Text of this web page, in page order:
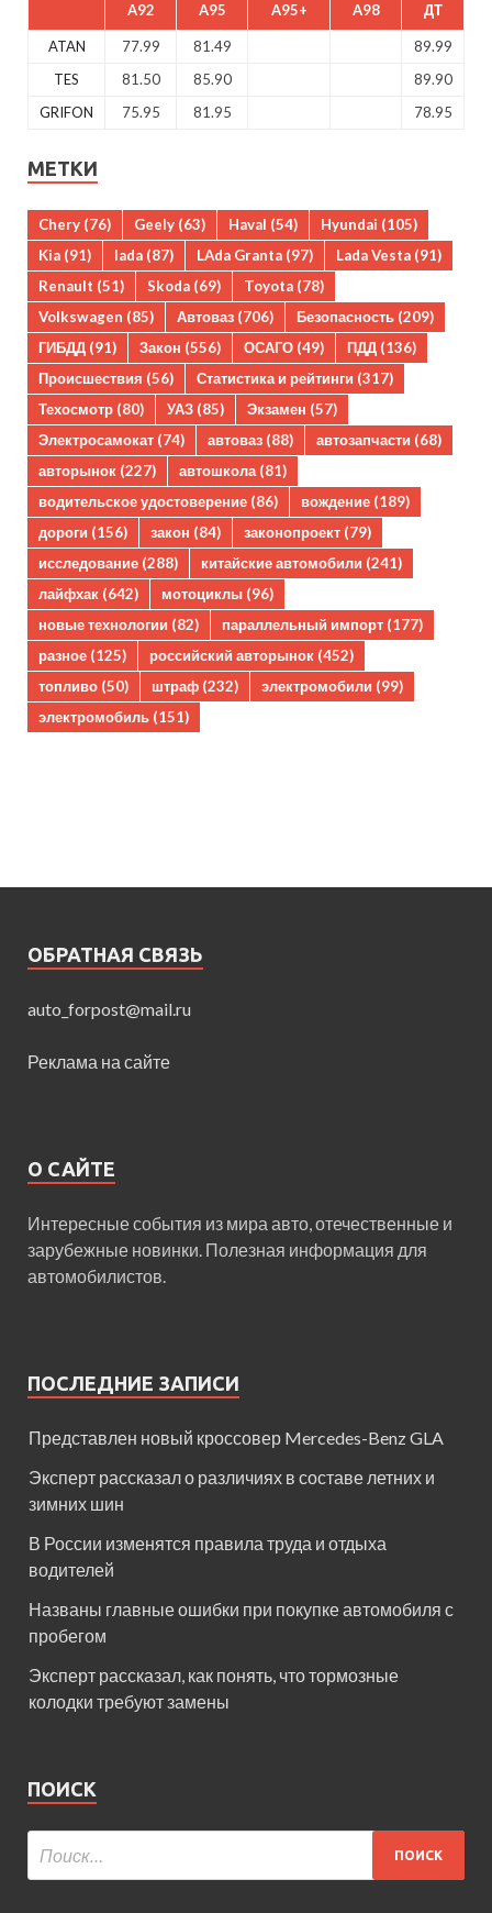
A92 A95 A95+ A98 ДТ
ATAN 77.99 81.49
89.99
TES
81.50 85.90
89.90
GRIFON
75.95 81.95 78.95
МЕТКИ
Chery (76) Geely (63) Haval (54) Hyundai (105)
Kia (91) lada (87) LAda Granta (97) Lada Vesta (91)
Renault (51) Skoda (69) Toyota (78)
Volkswagen (85) Автоваз (706) Безопасность (209)
ГИБДД (91) Закон (556) ОСАГО (49) ПДД (136)
Происшествия (56) Статистика и рейтинги (317)
Техосмотр (80) УАЗ (85) Экзамен (57)
Электросамокат (74) автоваз (88) автозапчасти (68)
авторынок (227) автошкола(81)
водительское удостоверение (86) вождение (189)
дороги (156) закон (84) законопроект (79)
исследование (288) китайские автомобили (241)
лайфхак (642) мотоциклы (96)
новые технологии (82) параллельный импорт (177)
разное (125) российский авторынок (452)
топливо (50) штраф (232) электромобили (99)
электромобиль (151)
ОБРАТНАЯ СВЯЗЬ
auto_forpost@mail.ru
Реклама на сайте
О САЙТЕ
Интересные события из мира авто, отечественные и
зарубежные новинки. Полезная информация для
автомобилистов.
ПОСЛЕДНИЕ ЗАПИСИ
Представлен новый кроссовер Mercedes-Benz GLA
Эксперт рассказал о различиях в составе летних и
зимних шин
В России изменятся правила труда и отдыха
водителей
Названы главные ошибки при покупке автомобиля с
пробегом
Эксперт рассказал, как понять, что тормозные
колодки требуют замены
ПОИСК